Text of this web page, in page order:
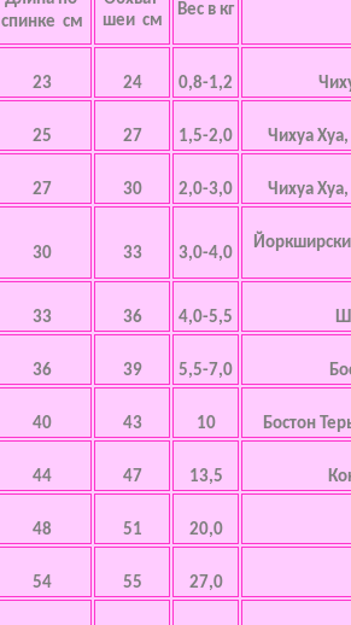
спинке см
шеи см
Вес в кг
23 24 0,8-1,2
25 27 1,5-2,0 Чихуа
27 30 2,0-3,0 Чихуа
30 33 3,0-4,0
33 36 4,0-5,5
36 39 5,5-7,0
40 43 10 Бостон
44 47 13,5
48 51 20,0
54 55 27,0